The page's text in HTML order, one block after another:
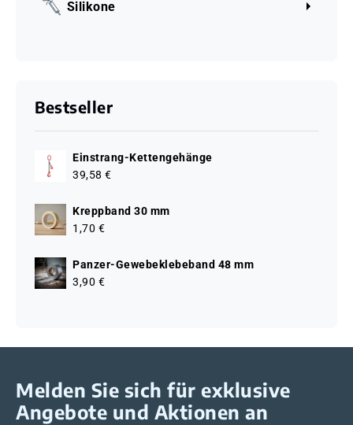
Silikone
Bestseller
Einstrang-Kettengehänge
39,58 €
Kreppband 30 mm
1,70 €
Panzer-Gewebeklebeband 48 mm
3,90 €
Melden Sie sich für exklusive
Angebote und Aktionen an